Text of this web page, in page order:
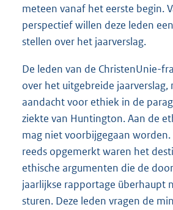
meteen vanaf het eerste begin.
perspectief willen deze leden
stellen over het jaarverslag.
De leden van de ChristenUnie-
over het uitgebreide
aandacht voor ethiek in de
ziekte van Huntington. Aan de
mag niet voorbijgegaan worden.
reeds opgemerkt waren het
ethische argumenten die de
jaarlijkse rapportage überhaupt
sturen. Deze leden vragen de